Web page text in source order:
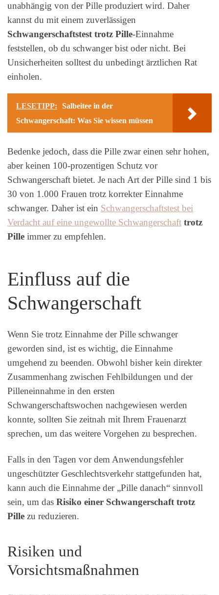
unabhängig von der Pille produziert wird. Daher
kannst du mit einem zuverlässigen
Schwangerschaftstest trotz Pille-Einnahme
feststellen, ob du schwanger bist oder nicht. Bei
Unsicherheiten solltest du unbedingt ärztlichen Rat
einholen.
LESETIPP:
Salbeitee in der
Schwangerschaft: Was Sie wissen müssen
Bedenke jedoch, dass die Pille zwar einen sehr hohen,
aber keinen 100-prozentigen Schutz vor
Schwangerschaft bietet. Je nach Art der Pille sind 1 bis
30 von 1.000 Frauen trotz korrekter Einnahme
schwanger. Daher ist ein Schwangerschaftstest bei
Verdacht auf eine ungewollte Schwangerschaft trotz
Pille immer zu empfehlen.
Einfluss auf die
Schwangerschaft
Wenn Sie trotz Einnahme der Pille schwanger
geworden sind, ist es wichtig, die Einnahme
umgehend zu beenden. Obwohl bisher kein direkter
Zusammenhang zwischen Fehlbildungen und der
Pilleneinnahme in den ersten
Schwangerschaftswochen nachgewiesen werden
konnte, sollten Sie zeitnah mit Ihrem Frauenarzt
sprechen, um das weitere Vorgehen zu besprechen.
Falls in den Tagen vor dem Anwendungsfehler
ungeschützter Geschlechtsverkehr stattgefunden hat,
kann auch die Einnahme der „Pille danach“ sinnvoll
sein, um das Risiko einer Schwangerschaft trotz
Pille zu reduzieren.
Risiken und
Vorsichtsmaßnahmen